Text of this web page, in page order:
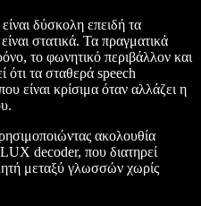
δύσκολη επειδή τα
στατικά. Τα πραγματικά
το φωνητικό περιβάλλον και
ότι τα σταθερά speech
είναι κρίσιμα όταν αλλάζει η
ακολουθία
decoder, που διατηρεί
μεταξύ γλωσσών χωρίς